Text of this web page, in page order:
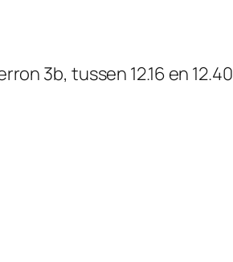
3b, tussen 12.16 en 12.40